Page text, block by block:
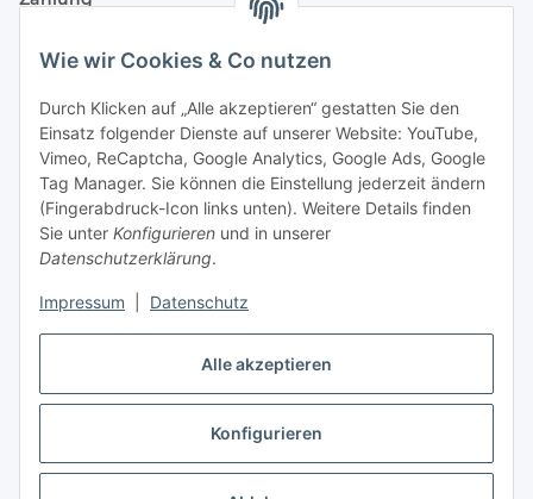
Alle akzeptieren
Konfigurieren
Wie wir Cookies & Co nutzen
Durch Klicken auf „Alle akzeptieren“ gestatten Sie den
Einsatz folgender Dienste auf unserer Website: YouTube,
Vimeo, ReCaptcha, Google Analytics, Google Ads, Google
Tag Manager. Sie können die Einstellung jederzeit ändern
(Fingerabdruck-Icon links unten). Weitere Details finden
Sie unter Konfigurieren und in unserer
Datenschutzerklärung.
Impressum Datenschutz
Versand
Vertrag widerrufen